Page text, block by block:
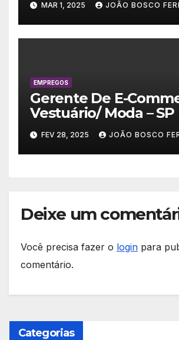
MAR 1, 2025 JOÃO BOSCO
EMPREGOS
Gerente De E-
Vestuário/ Moda – SP
FEV 28, 2025 JOÃO BOSCO
Deixe um
Você precisa fazer o login para
comentário.
Categorias